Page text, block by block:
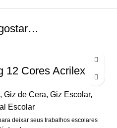
12 Cores Acrilex
, Giz de Cera, Giz Escolar,
Escolar
deixar seus trabalhos escolares